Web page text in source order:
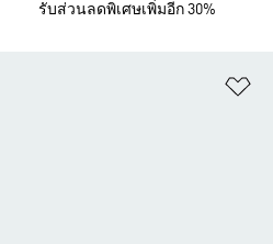
รับส่วนลดพิเศษเพิ่มอีก 30%